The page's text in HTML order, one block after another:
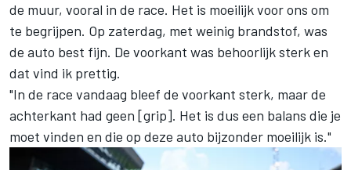
de muur, vooral in de race. Het is moeilijk voor ons om
te begrijpen. Op zaterdag, met weinig brandstof, was
de auto best fijn. De voorkant was behoorlijk sterk en
dat vind ik prettig.
"In de race vandaag bleef de voorkant sterk, maar de
achterkant had geen [grip]. Het is dus een balans die je
moet vinden en die op deze auto bijzonder moeilijk is."